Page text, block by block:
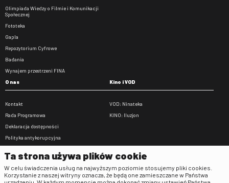
Olimpiada Wiedzy o Filmie i Komunikacji
Społecznej
Fototeka
Gapla
Repozytorium Cyfrowe
Badania
Wynajem przestrzeni FINA
O nas
Kontakt
Rada Programowa
Deklaracja dostępności
Polityka antykorupcyjna
Zamówienia publiczne
Praca w FINA
Kino i VOD
VOD: Ninateka
KINO: Iluzjon
Ta strona używa plików cookie
W celu świadczenia usług na najwyższym poziomie stosujemy pliki cookies.
Korzystanie z naszej witryny oznacza, że będą one zamieszczane w Państwa